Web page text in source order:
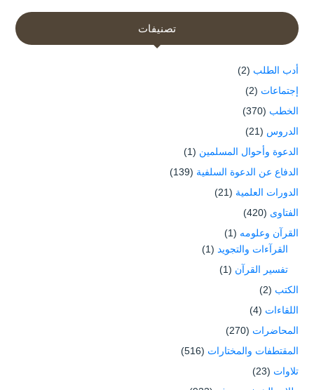
تصنيفات
أدب الطلب (2)
إجتماعات (2)
الخطب (370)
الدروس (21)
الدعوة وأحوال المسلمين (1)
الدفاع عن الدعوة السلفية (139)
الدورات العلمية (21)
الفتاوى (420)
القرآن وعلومه (1)
القرآءات والتجويد (1)
تفسير القرآن (1)
الكتب (2)
اللقاءات (4)
المحاضرات (270)
المقتطفات والمختارات (516)
تلاوات (23)